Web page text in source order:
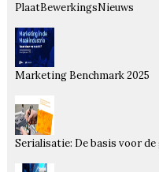
PlaatBewerkingsNieuws
Marketing Benchmark 2025
Serialisatie: De basis voor